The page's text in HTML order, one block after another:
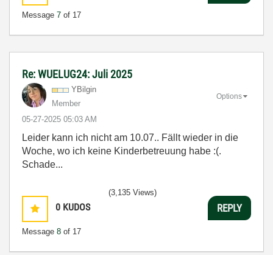
Message 7 of 17
Re: WUELUG24: Juli 2025
YBilgin
Member
‎05-27-2025 05:03 AM
Options
Leider kann ich nicht am 10.07.. Fällt wieder in die
Woche, wo ich keine Kinderbetreuung habe :(.
Schade...
0 KUDOS
Message 8 of 17
(3,135 Views)
REPLY